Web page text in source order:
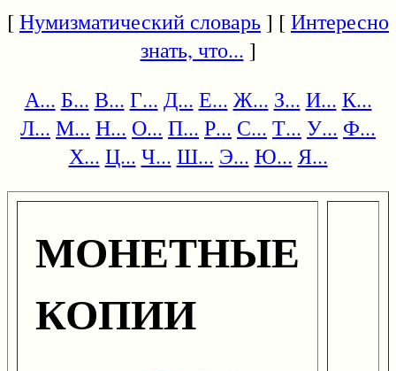
[Нумизматический словарь] [Интересно
знать, что... ]
А... Б... В... Г... Д... Е... Ж... З... И... К...
Л... М... Н... О... П... Р... С... Т... У... Ф...
Х... Ц... Ч... Ш... Э... Ю... Я...
МОНЕТНЫЕ
КОПИИ